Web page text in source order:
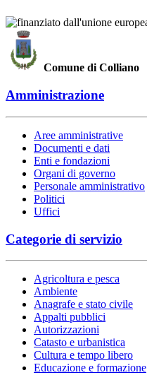
Comune di Colliano
Amministrazione
Aree amministrative
Documenti e dati
Enti e fondazioni
Organi di governo
Personale amministrativo
Politici
Uffici
Categorie di servizio
Agricoltura e pesca
Ambiente
Anagrafe e stato civile
Appalti pubblici
Autorizzazioni
Catasto e urbanistica
Cultura e tempo libero
Educazione e formazione